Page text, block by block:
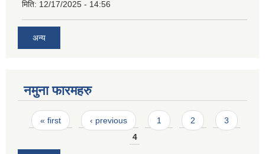
मिति: 12/17/2025 - 14:56
अन्य
नमुना फारमहरु
Pages
« first ‹ previous 1 2
3
4